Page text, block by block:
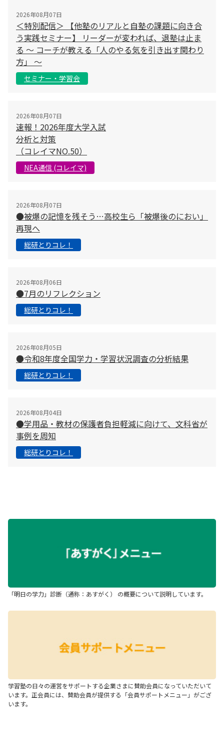
2026年08月07日
＜特別配信＞ 【他塾のリアルと自塾の課題に向き合
う実践セミナー】 リーダーが変われば、退塾は止ま
る 〜 コーチが教える「人のやる気を引き出す関わり
方」 〜
セミナー・学習会
2026年08月07日
速報！2026年度大学入試
分析と対策
（コレイマNO.50）
NEA通信 (コレイマ)
2026年08月07日
●被爆の記憶を残そう…高校生ら「被爆後のにおい」
再現へ
総研とりコレ！
2026年08月06日
●7月のリフレクション
総研とりコレ！
2026年08月05日
●令和8年度全国学力・学習状況調査の分析結果
総研とりコレ！
2026年08月04日
●学用品・教材の保護者負担軽減に向けて、文科省が
事例を周知
総研とりコレ！
「明日の学力」診断（通称：あすがく） の概要について説明しています。
学習塾の日々の運営をサポートする企業さまに賛助会員になっていただいて
います。正会員には、賛助会員が提供する「会員サポートメニュー」がござ
います。